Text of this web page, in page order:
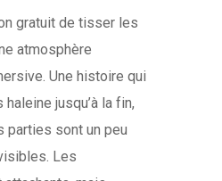
gratuit de tisser les
atmosphère
Une histoire qui
jusqu’à la fin,
parties sont un peu
Les